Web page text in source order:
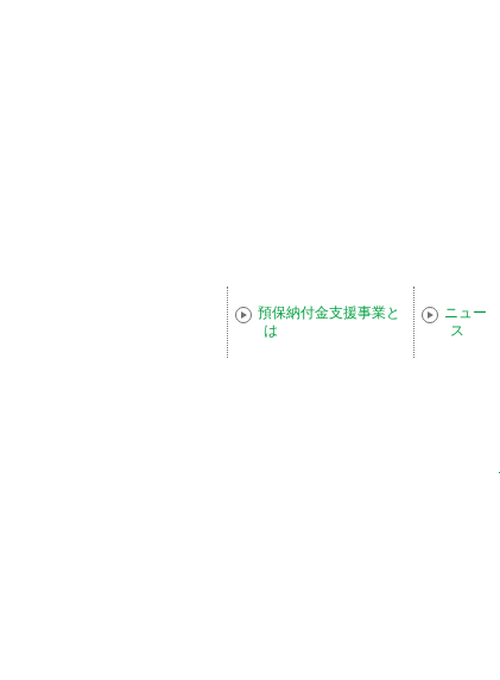
預保納付金支援事業と
は
ニュー
ス